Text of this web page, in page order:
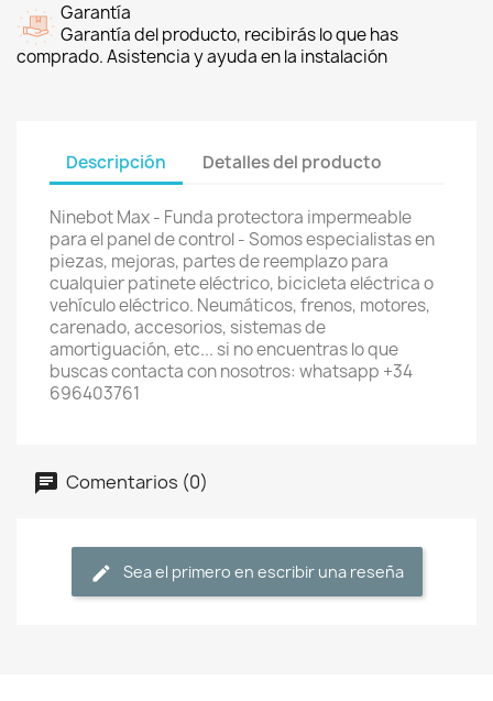
Garantía
Garantía del producto, recibirás lo que has
comprado. Asistencia y ayuda en la instalación
Descripción Detalles del producto
Ninebot Max - Funda protectora impermeable
para el panel de control - Somos especialistas en
piezas, mejoras, partes de reemplazo para
cualquier patinete eléctrico, bicicleta eléctrica o
vehículo eléctrico. Neumáticos, frenos, motores,
carenado, accesorios, sistemas de
amortiguación, etc... si no encuentras lo que
buscas contacta con nosotros: whatsapp +34
696403761
Comentarios (0)
Sea el primero en escribir una reseña